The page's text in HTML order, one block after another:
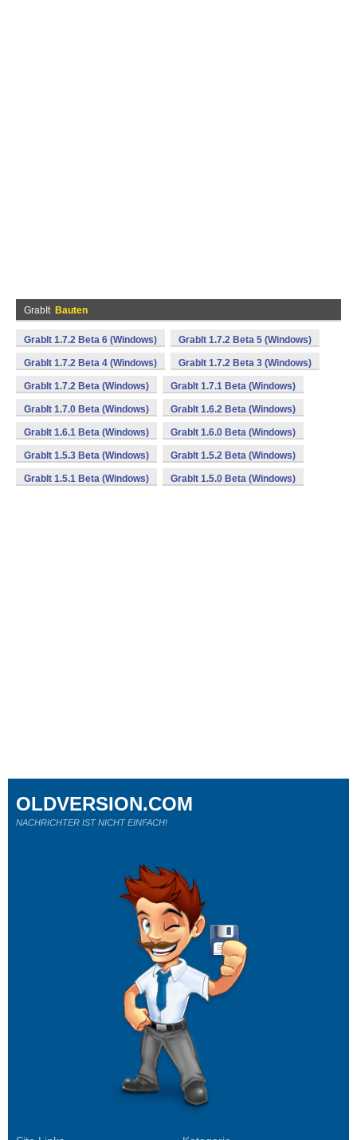
GrabIt Bauten
GrabIt 1.7.2 Beta 6 (Windows) GrabIt 1.7.2 Beta 5 (Windows)
GrabIt 1.7.2 Beta 4 (Windows) GrabIt 1.7.2 Beta 3 (Windows)
GrabIt 1.7.2 Beta (Windows) GrabIt 1.7.1 Beta (Windows)
GrabIt 1.7.0 Beta (Windows) GrabIt 1.6.2 Beta (Windows)
GrabIt 1.6.1 Beta (Windows) GrabIt 1.6.0 Beta (Windows)
GrabIt 1.5.3 Beta (Windows) GrabIt 1.5.2 Beta (Windows)
GrabIt 1.5.1 Beta (Windows) GrabIt 1.5.0 Beta (Windows)
OLDVERSION.COM
NACHRICHTER IST NICHT EINFACH!